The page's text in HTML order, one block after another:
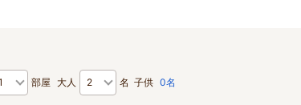
部屋 大人 名 子供 0名